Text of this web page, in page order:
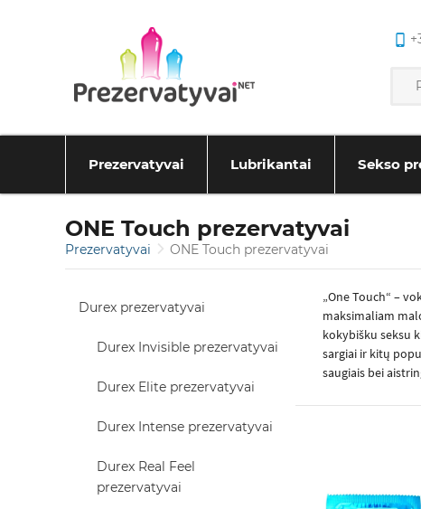
Prezervatyvai Lubrikantai Sekso
ONE Touch prezervatyvai
Prezervatyvai ONE Touch prezervatyvai
Durex prezervatyvai
Durex Invisible prezervatyvai
Durex Elite prezervatyvai
Durex Intense prezervatyvai
Durex Real Feel
prezervatyvai
„One Touch“ –
maksimaliam
kokybišku seksu
sargiai ir kitų
saugiais bei